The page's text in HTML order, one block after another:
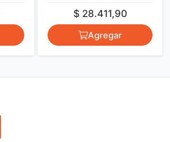
$ 28.411,90
Agregar